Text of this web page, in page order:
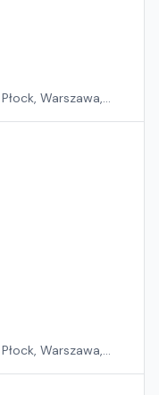
Warszawa,
Warszawa,